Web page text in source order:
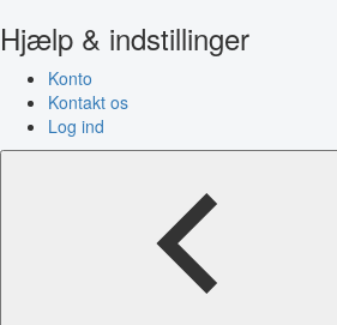
Hjælp & indstillinger
Konto
Kontakt os
Log ind